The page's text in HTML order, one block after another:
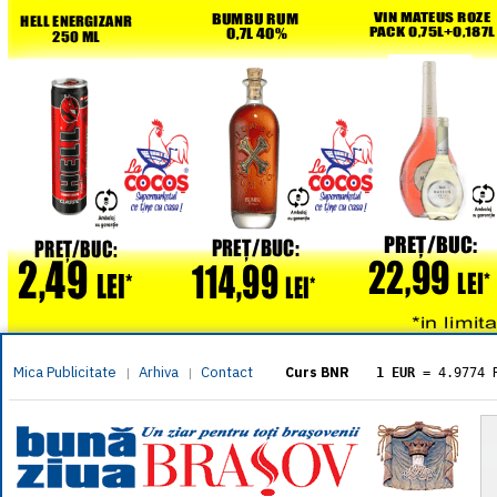
Mica Publicitate | Arhiva | Contact Curs BNR 1 EUR = 4.9774
= 5.8304
1 XAU= 464.4611
1 AED= 1.1933
1 AUD= 2.7957
1 BGN= 2.5449